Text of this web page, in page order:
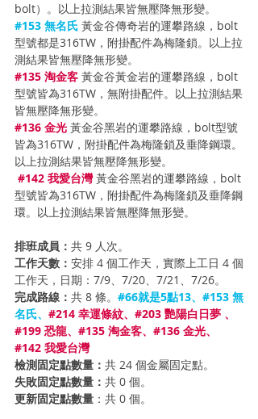
bolt）。以上拉測結果皆無壓降無形變。
#153 無名氏 黃金谷傳奇岩的運攀路線，bolt
型號都是316TW，附掛配件為梅隆鎖。以上拉
測結果皆無壓降無形變。
#135 淘金客 黃金谷黃金岩的運攀路線，bolt
型號皆為316TW，無附掛配件。以上拉測結果
皆無壓降無形變。
#136 金光 黃金谷黑岩的運攀路線，bolt型號
皆為316TW，附掛配件為梅隆鎖及垂降鋼環。
以上拉測結果皆無壓降無形變。
#142 我愛台灣 黃金谷黑岩的運攀路線，bolt
型號皆為316TW，附掛配件為梅隆鎖及垂降鋼
環。以上拉測結果皆無壓降無形變。
排班成員： 共 9 人次。
工作天數： 安排 4 個工作天，實際上工日 4 個
工作天，日期：7/9、7/20、7/21、7/26。
完成路線： 共 8 條。 #66就是5點13、#153 無
名氏、 #214 幸運條紋、#203 艷陽白日夢 、
#199 恐龍、#135 淘金客、#136 金光、
#142 我愛台灣
檢測固定點數量： 共 24 個金屬固定點。
失敗固定點數量： 共 0 個。
更新固定點數量 ： 共 0 個。